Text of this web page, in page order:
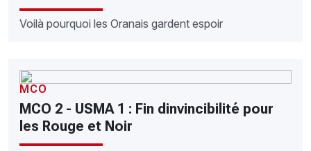
Voilà pourquoi les Oranais gardent espoir
MCO
MCO 2 - USMA 1 : Fin dinvincibilité pour
les Rouge et Noir